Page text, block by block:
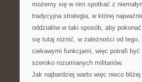
możemy się w nim spotkać z
tradycyjna strategia, w której
oddziałów w taki sposób, aby
się tutaj różnić, w zależności od
ciekawymi funkcjami, więc potrafi
szeroko rozumianych militariów.
Jak najbardziej warto więc nieco